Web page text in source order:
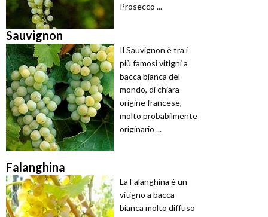
Prosecco ...
Sauvignon
Il Sauvignon è tra i
più famosi vitigni a
bacca bianca del
mondo, di chiara
origine francese,
molto probabilmente
originario ...
Falanghina
La Falanghina è un
vitigno a bacca
bianca molto diffuso